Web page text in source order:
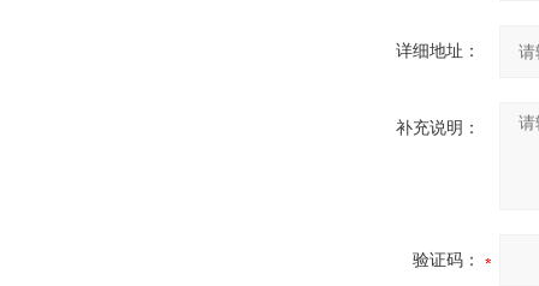
详细地址：
补充说明：
验证码：